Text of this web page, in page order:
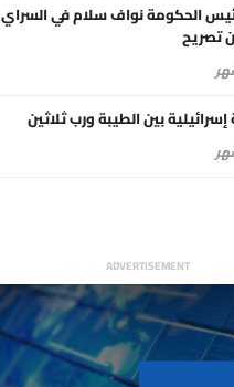
رئيس الحكومة نواف سلام في السراي
تصريح
بين الطيبة ورب ثلاثين
ADVERTISEMENT